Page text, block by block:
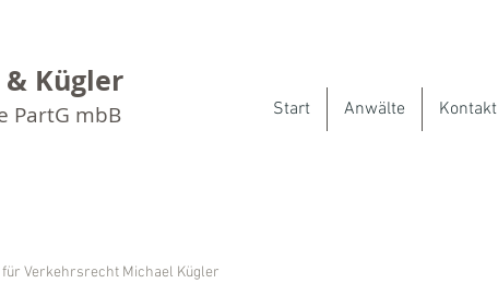
Kügler
PartG mbB Start Anwälte Kontakt
Verkehrsrecht Michael Kügler